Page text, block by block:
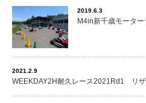
2019.6.3
M4in新千歳モータ
2021.2.9
WEEKDAY2H耐久レース2021Rd1 リザ